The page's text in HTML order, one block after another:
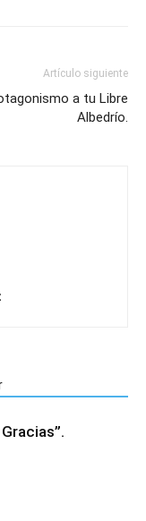
Artículo siguiente
a tu Libre
Albedrío.